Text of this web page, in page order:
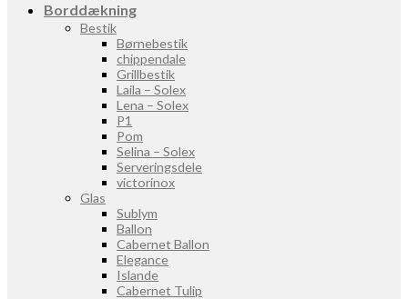
Borddækning
Bestik
Børnebestik
chippendale
Grillbestik
Laila – Solex
Lena – Solex
P1
Pom
Selina – Solex
Serveringsdele
victorinox
Glas
Sublym
Ballon
Cabernet Ballon
Elegance
Islande
Cabernet Tulip